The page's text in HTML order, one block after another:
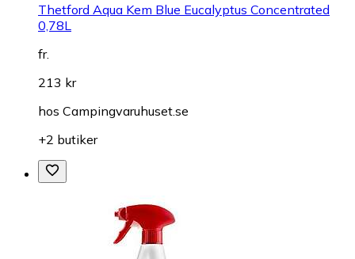
Thetford Aqua Kem Blue Eucalyptus Concentrated
0,78L
fr.
213 kr
hos Campingvaruhuset.se
+2 butiker